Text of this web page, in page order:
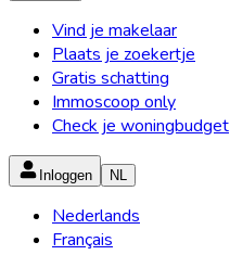
Vind je makelaar
Plaats je zoekertje
Gratis schatting
Immoscoop only
Check je woningbudget
Inloggen NL
Nederlands
Français